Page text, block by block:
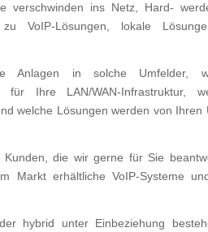
verschwinden ins Netz, Hard-
zu VoIP-Lösungen, lokale
in solche Umfelder,
für Ihre LAN/WAN-Infrastruktur,
welche Lösungen werden von Ihren
die wir gerne für Sie
Markt erhältliche VoIP-Systeme
hybrid unter Einbeziehung